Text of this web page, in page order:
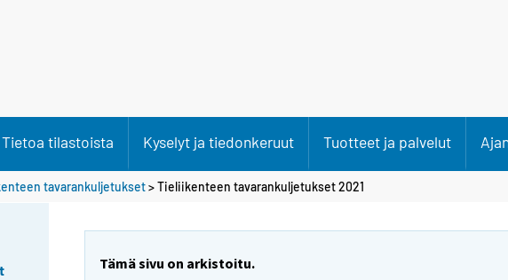
Tietoa tilastoista Kyselyt ja tiedonkeruut Tuotteet ja palvelut
tavarankuljetukset> Tieliikenteen tavarankuljetukset 2021
Tämä sivu on arkistoitu.